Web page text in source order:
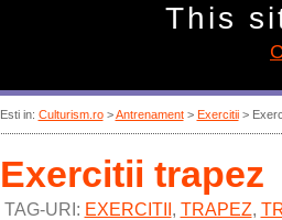
Esti in: Culturism.ro>Antrenament> Exercitii>
Exercitii trapez
TAG-URI: EXERCITII , TRAPEZ,
This